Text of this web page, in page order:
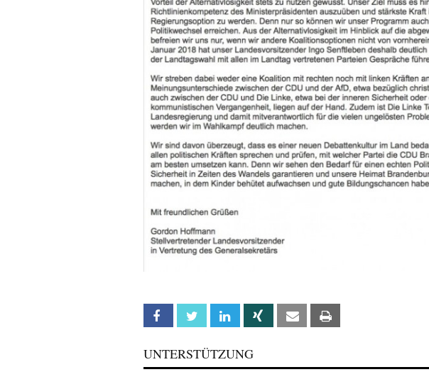
Facebook Twitter Linkedin Xing Email
UNTERSTÜTZUNG